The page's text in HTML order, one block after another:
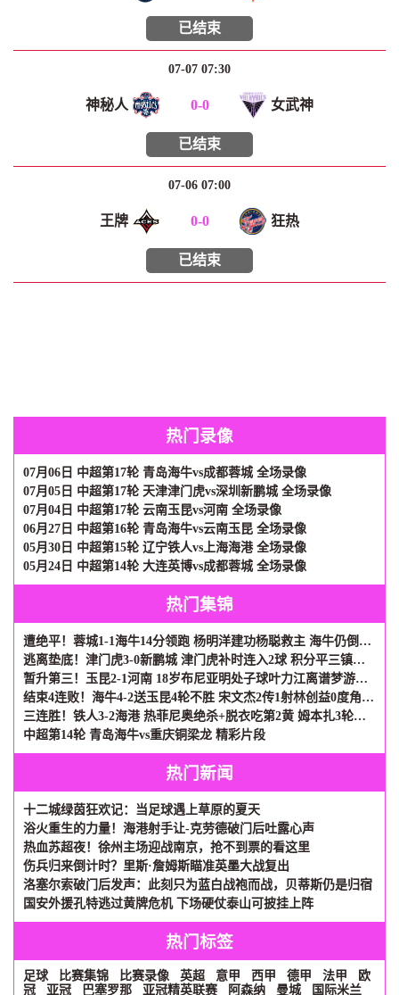
已结束
07-07 07:30
神秘人 0-0 女武神
已结束
07-06 07:00
王牌 0-0 狂热
已结束
热门录像
07月06日 中超第17轮 青岛海牛vs成都蓉城 全场录像
07月05日 中超第17轮 天津津门虎vs深圳新鹏城 全场录像
07月04日 中超第17轮 云南玉昆vs河南 全场录像
06月27日 中超第16轮 青岛海牛vs云南玉昆 全场录像
05月30日 中超第15轮 辽宁铁人vs上海海港 全场录像
05月24日 中超第14轮 大连英博vs成都蓉城 全场录像
热门集锦
遭绝平！蓉城1-1海牛14分领跑 杨明洋建功杨聪救主 海牛仍倒数第3
逃离垫底！津门虎3-0新鹏城 津门虎补时连入2球 积分平三镇升第15
暂升第三！玉昆2-1河南 18岁布尼亚明处子球叶力江离谱梦游送礼
结束4连败！海牛4-2送玉昆4轮不胜 宋文杰2传1射林创益0度角破门
三连胜！铁人3-2海港 热菲尼奥绝杀+脱衣吃第2黄 姆本扎3轮轰6球
中超第14轮 青岛海牛vs重庆铜梁龙 精彩片段
热门新闻
十二城绿茵狂欢记：当足球遇上草原的夏天
浴火重生的力量！海港射手让-克劳德破门后吐露心声
热血苏超夜！徐州主场迎战南京，抢不到票的看这里
伤兵归来倒计时？里斯·詹姆斯瞄准英墨大战复出
洛塞尔索破门后发声：此刻只为蓝白战袍而战，贝蒂斯仍是归宿
国安外援孔特逃过黄牌危机 下场硬仗泰山可披挂上阵
热门标签
足球 比赛集锦 比赛录像 英超 意甲 西甲 德甲 法甲
欧
冠
亚冠 巴塞罗那 亚冠精英联赛 阿森纳 曼城 国际米兰